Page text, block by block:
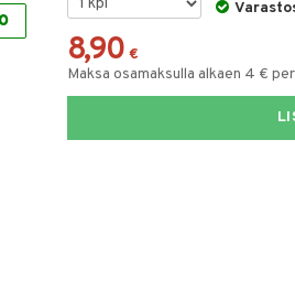
8,90 €
Maksa osamaksulla alkaen 4 €